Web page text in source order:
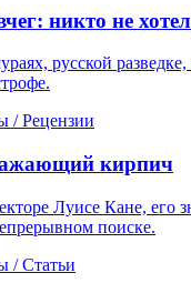
никто не
русской
/Рецензии
кирпич
Луисе Кане, его
поиске.
/Статьи